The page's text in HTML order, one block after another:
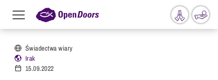
Przejdź do treści
Menu
toggle
Świadectwa wiary
Irak
15.09.2022